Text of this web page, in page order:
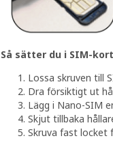
Så sätter du i SIM-
Lossa skruven till
Dra försiktigt ut
Lägg i Nano-SIM
Skjut tillbaka
Skruva fast locket